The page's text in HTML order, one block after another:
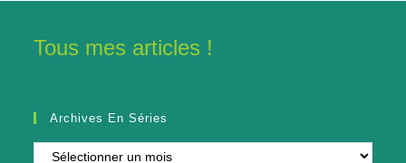
Tous mes articles !
Archives En Séries
Archives